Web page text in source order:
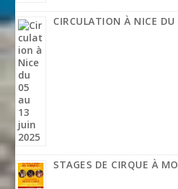
CIRCULATION À NICE
STAGES DE CIRQUE À